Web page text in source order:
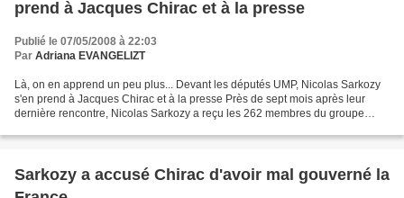
prend à Jacques Chirac et à la presse
Publié le 07/05/2008 à 22:03
Par Adriana EVANGELIZT
Là, on en apprend un peu plus... Devant les députés UMP, Nicolas Sarkozy
s'en prend à Jacques Chirac et à la presse Près de sept mois après leur
dernière rencontre, Nicolas Sarkozy a reçu les 262 membres du groupe
Sarkozy a accusé Chirac d'avoir mal gouverné la